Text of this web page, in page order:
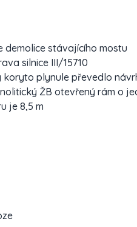
demolice stávajícího mostu
silnice III/15710
plynule převedlo
ŽB otevřený rám o
je 8,5 m